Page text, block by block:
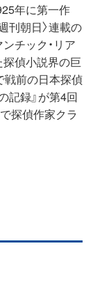
年に第一作
刊朝日〉連載の
チック・リア
偵小説界の巨
戦前の日本探偵
記録』が第4回
探偵作家クラ